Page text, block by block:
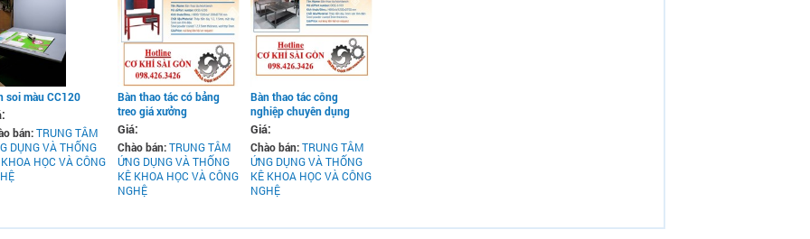
soi màu CC120
bán:TRUNG TÂM
DỤNG VÀ THỐNG
HỌC VÀ CÔNG
Bàn thao tác có bảng
treo giá xưởng
Giá:
Chào bán:TRUNG TÂM
ỨNG DỤNG VÀ THỐNG
KÊ KHOA HỌC VÀ CÔNG
NGHỆ
Bàn thao tác công
nghiệp chuyên dụng
Giá:
Chào bán:TRUNG TÂM
ỨNG DỤNG VÀ THỐNG
KÊ KHOA HỌC VÀ CÔNG
NGHỆ